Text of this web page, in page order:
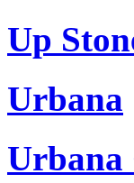
Up
Urbana
Urbana